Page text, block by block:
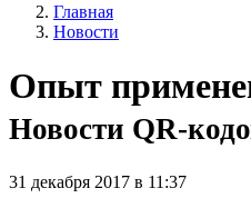
Главная
Новости
Опыт
Новости QR-
31 декабря 2017 в 11:37